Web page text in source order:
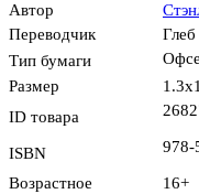
Автор
Переводчик
Тип бумаги
Размер
ID товара
ISBN 978-
Возрастное
16+